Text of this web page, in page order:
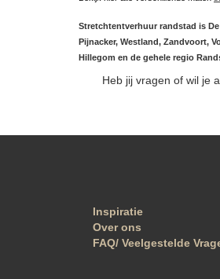
Stretchtentverhuur randstad is
Pijnacker, Westland, Zandvoort,
Hillegom en de gehele regio
Heb jij vragen of wil je
Inspiratie
Over ons
FAQ/ Veelgestelde